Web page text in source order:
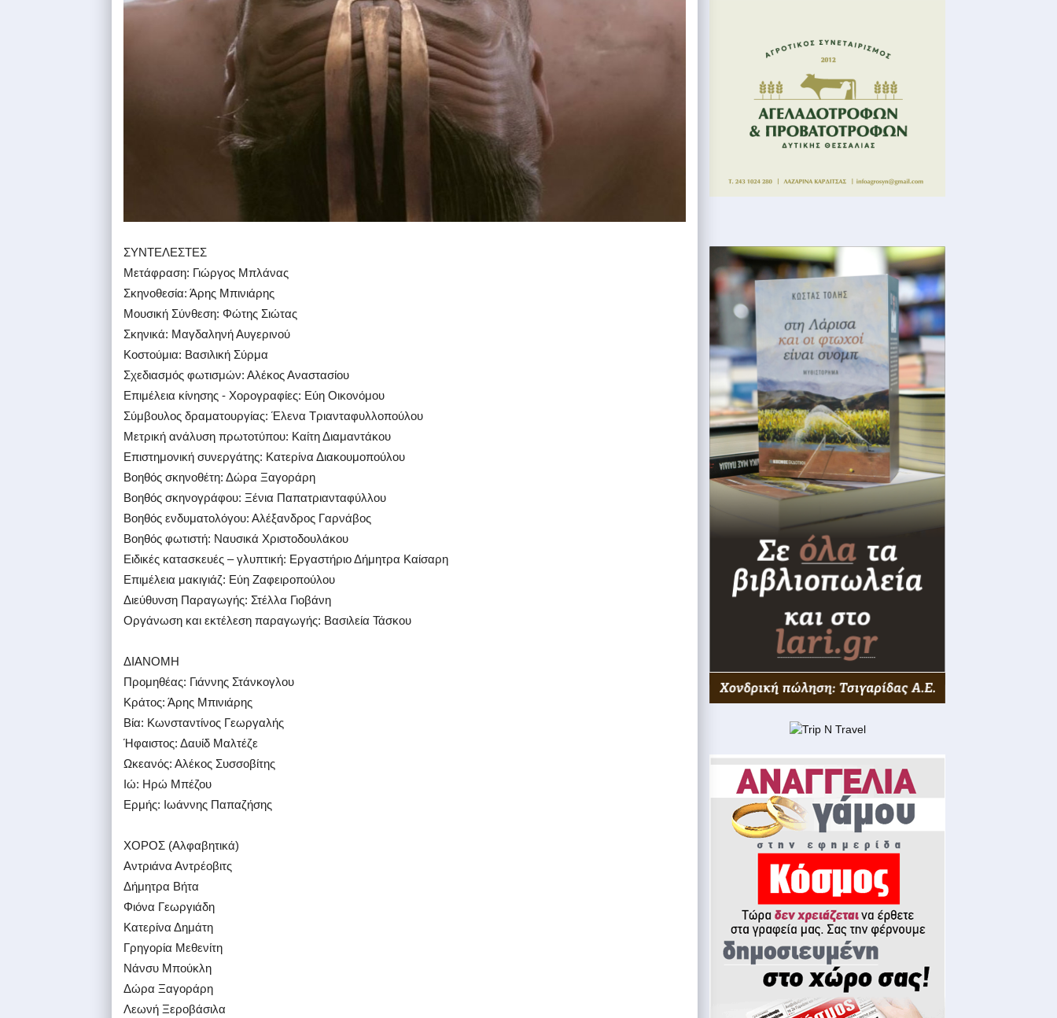
ΣΥΝΤΕΛΕΣΤΕΣ
Μετάφραση: Γιώργος Μπλάνας
Σκηνοθεσία: Άρης Μπινιάρης
Μουσική Σύνθεση: Φώτης Σιώτας
Σκηνικά: Μαγδαληνή Αυγερινού
Κοστούμια: Βασιλική Σύρμα
Σχεδιασμός φωτισμών: Αλέκος Αναστασίου
Επιμέλεια κίνησης - Χορογραφίες: Εύη Οικονόμου
Σύμβουλος δραματουργίας: Έλενα Τριανταφυλλοπούλου
Μετρική ανάλυση πρωτοτύπου: Καίτη Διαμαντάκου
Επιστημονική συνεργάτης: Κατερίνα Διακουμοπούλου
Βοηθός σκηνοθέτη: Δώρα Ξαγοράρη
Βοηθός σκηνογράφου: Ξένια Παπατριανταφύλλου
Βοηθός ενδυματολόγου: Αλέξανδρος Γαρνάβος
Bοηθός φωτιστή: Ναυσικά Χριστοδουλάκου
Ειδικές κατασκευές – γλυπτική: Eργαστήριο Δήμητρα Καίσαρη
Επιμέλεια μακιγιάζ: Eύη Ζαφειροπούλου
Διεύθυνση Παραγωγής: Στέλλα Γιοβάνη
Οργάνωση και εκτέλεση παραγωγής: Βασιλεία Τάσκου
ΔΙΑΝΟΜΗ
Προμηθέας: Γιάννης Στάνκογλου
Κράτος: Άρης Μπινιάρης
Βία: Κωνσταντίνος Γεωργαλής
Ήφαιστος: Δαυίδ Μαλτέζε
Ωκεανός: Αλέκος Συσσοβίτης
Ιώ: Ηρώ Μπέζου
Ερμής: Ιωάννης Παπαζήσης
ΧΟΡΟΣ (Αλφαβητικά)
Αντριάνα Αντρέοβιτς
Δήμητρα Βήτα
Φιόνα Γεωργιάδη
Κατερίνα Δημάτη
Γρηγορία Μεθενίτη
Νάνσυ Μπούκλη
Δώρα Ξαγοράρη
Λεωνή Ξεροβάσιλα